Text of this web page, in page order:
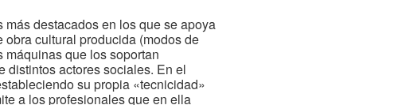
destacados en los que se apoya
cultural producida (modos de
que los soportan
distintos actores sociales. En el
su propia «tecnicidad»
a los profesionales que en ella